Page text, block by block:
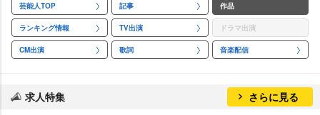
芸能人TOP 記事 作品
ランキング情報 TV出演 ドラマ出演
CM出演 歌詞 音楽配信
求人特集 さらに見る